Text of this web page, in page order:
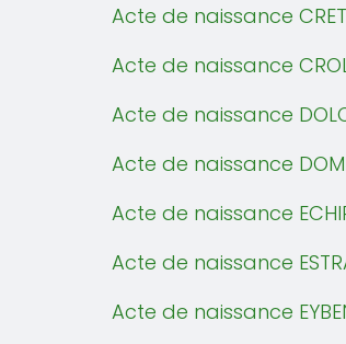
Acte de naissance
Acte de naissance
Acte de naissance
Acte de naissance
Acte de naissance
Acte de naissance
Acte de naissance